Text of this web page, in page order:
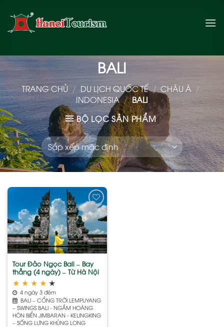
qua
BALI
TRANG CHỦ / DU LỊCH QUỐC TẾ / CHÂU Á /
INDONESIA / BALI
BỘ LỌC SẢN PHẨM
Add
to
wishlist
Tour Đảo Ngọc Bali – Bay
thẳng (4 ngày) – Từ Hà Nội
★ ★ ★ ★ ★
4 ngày 3 đêm
BALI – CỔNG TRỜI LEMPUYANG
– SWINGS BALI - NGẮM HOÀNG
HÔN BIỂN JIMBARAN - KELINGKING
– SỐNG LƯNG KHỦNG LONG